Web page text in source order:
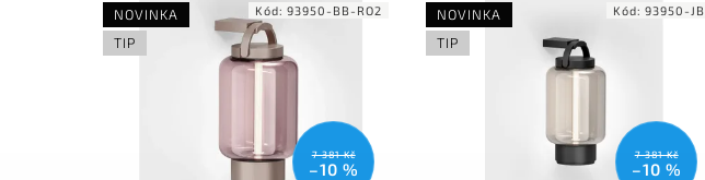
NOVINKA
TIP
7 381 Kč
–10 %
Kód:93950-BB-RO2
NOVINKA
TIP
7 381 Kč
–10 %
Kód:93950-JB